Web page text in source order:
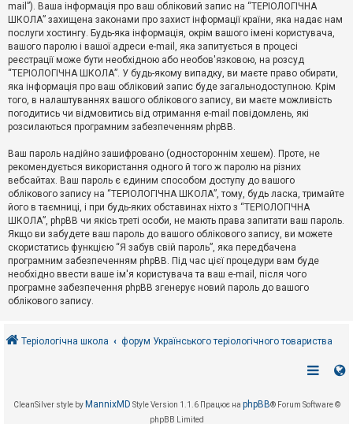
П
о
ш
у
Д
о
м
о
г
mail”). Ваша інформація про ваш обліковий запис на “ТЕРІОЛОГІЧНА
ШКОЛА” захищена законами про захист інформації країни, яка надає нам
послуги хостингу. Будь-яка інформація, окрім вашого імені користувача,
вашого паролю і вашої адреси e-mail, яка запитується в процесі
реєстрації може бути необхідною або необов'язковою, на розсуд
“ТЕРІОЛОГІЧНА ШКОЛА”. У будь-якому випадку, ви маєте право обирати,
яка інформація про ваш обліковий запис буде загальнодоступною. Крім
того, в налаштуваннях вашого облікового запису, ви маєте можливість
погодитись чи відмовитись від отримання e-mail повідомлень, які
розсилаються програмним забезпеченням phpBB.
Ваш пароль надійно зашифровано (одностороннім хешем). Проте, не
рекомендується використання одного й того ж паролю на різних
вебсайтах. Ваш пароль є єдиним способом доступу до вашого
облікового запису на “ТЕРІОЛОГІЧНА ШКОЛА”, тому, будь ласка, тримайте
його в таємниці, і при будь-яких обставинах ніхто з “ТЕРІОЛОГІЧНА
ШКОЛА”, phpBB чи якісь треті особи, не мають права запитати ваш пароль.
Якщо ви забудете ваш пароль до вашого облікового запису, ви можете
скористатись функцією “Я забув свій пароль”, яка передбачена
програмним забезпеченням phpBB. Під час цієї процедури вам буде
необхідно ввести ваше ім'я користувача та ваш e-mail, після чого
програмне забезпечення phpBB згенерує новий пароль до вашого
облікового запису.
Теріологічна школа форум Українського теріологічного товариства
CleanSilver style by MannixMD Style Version 1.1.6 Працює на phpBB® Forum Software ©
phpBB Limited